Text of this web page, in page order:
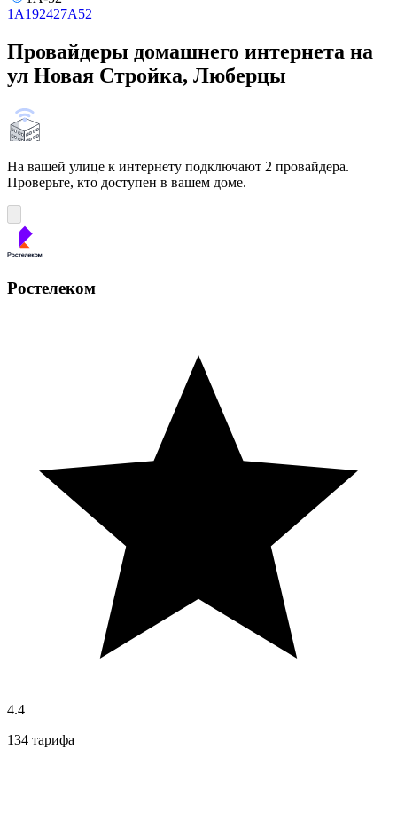
1А192427А52
Провайдеры домашнего интернета на
ул Новая Стройка, Люберцы
На вашей улице к интернету подключают 2 провайдера.
Проверьте, кто доступен в вашем доме.
Ростелеком
4.4
134 тарифа